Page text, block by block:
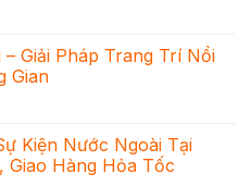
Quang
Tín
Tại
TPHCM
Với
Kết
Mực
Biệt
In
Dạ
Quang
In
Phản
Quang
Giải Pháp Trang Trí Nổi
Gian
Decal
Dạ
Quang
Kiện Nước Ngoài Tại
Giao Hàng Hỏa Tốc